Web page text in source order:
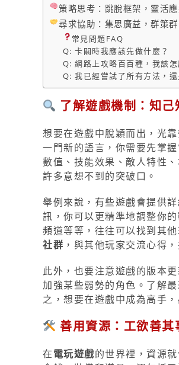
策略思考：跳脫框架，靈活
尋求協助：集思廣益，群策群
常見問題FAQ
Q: 卡關時我應該先做什麼？
Q: 網路上攻略百百種，我該怎
Q: 我已經嘗試了所有方法，
了解遊戲機制：知
想要在遊戲中脫穎而出，光
一門新的語言，你需要先掌
數值、技能效果、敵人特性
許多意想不到的突破口。
舉例來說，有些遊戲會提供詳
訊，你可以更精準地調整你
頻道等等，往往可以找到其
社群 ，與其他玩家交流心得
此外，也要注意遊戲的版本
加強某些弱勢的角色。了解
之，想要在遊戲中成為高手
善用資源：工欲善
在電玩遊戲的世界裡，資源